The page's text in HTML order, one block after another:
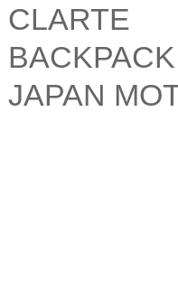
CLARTE
BACKPACK
JAPAN